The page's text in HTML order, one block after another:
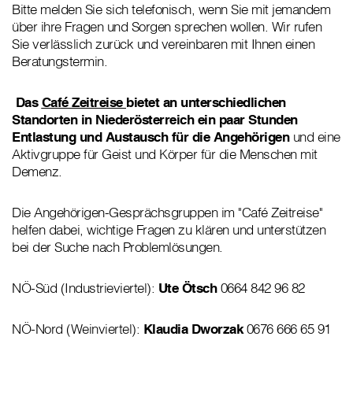
Bitte melden Sie sich telefonisch, wenn Sie mit jemandem
über ihre Fragen und Sorgen sprechen wollen. Wir rufen
Sie verlässlich zurück und vereinbaren mit Ihnen einen
Beratungstermin.
DasCafé Zeitreise bietet an unterschiedlichen
Standorten in Niederösterreich ein paar Stunden
Entlastung und Austausch für die Angehörigenund eine
Aktivgruppe für Geist und Körper für die Menschen mit
Demenz.
Die Angehörigen-Gesprächsgruppen im "Café Zeitreise"
helfen dabei, wichtige Fragen zu klären und unterstützen
bei der Suche nach Problemlösungen.
NÖ-Süd (Industrieviertel): Ute Ötsch0664 842 96 82
NÖ-Nord (Weinviertel): Klaudia Dworzak0676 666 65 91